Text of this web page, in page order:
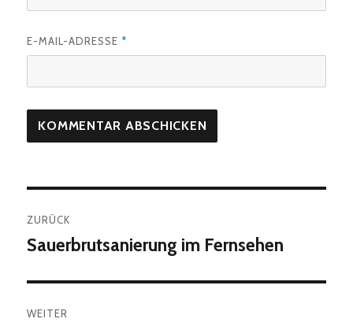
E-MAIL-ADRESSE *
ZURÜCK
Vorheriger
Sauerbrutsanierung im Fernsehen
WEITER